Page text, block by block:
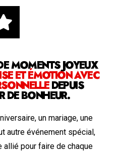
MOMENTS JOYEUX
ET ÉMOTION AVEC
DEPUIS
DE BONHEUR.
un mariage, une
autre événement spécial,
allié pour faire de chaque